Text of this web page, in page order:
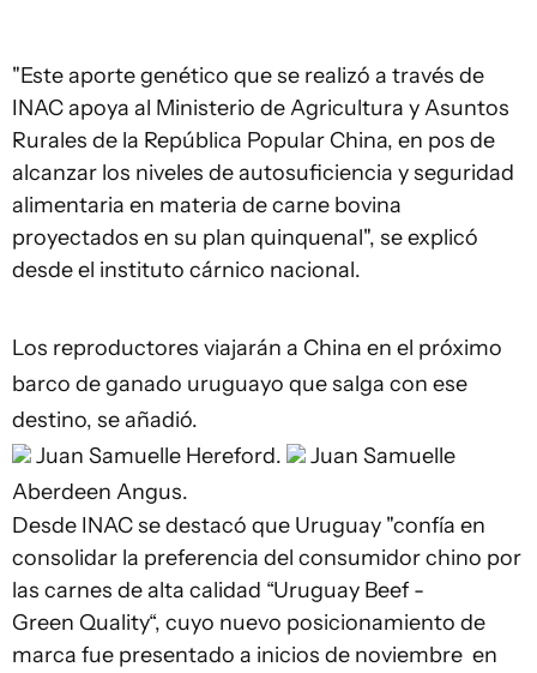
"Este aporte genético que se realizó a través de
INAC apoya al Ministerio de Agricultura y Asuntos
Rurales de la República Popular China, en pos de
alcanzar los niveles de autosuficiencia y seguridad
alimentaria en materia de carne bovina
proyectados en su plan quinquenal", se explicó
desde el instituto cárnico nacional.
Los reproductores viajarán a China en el próximo
barco de ganado uruguayo que salga con ese
destino, se añadió.
Juan Samuelle Hereford.
Juan Samuelle
Aberdeen Angus.
Desde INAC se destacó que Uruguay "confía en
consolidar la preferencia del consumidor chino por
las carnes de alta calidad “Uruguay Beef -
Green Quality“, cuyo nuevo posicionamiento de
marca fue presentado a inicios de noviembre en